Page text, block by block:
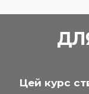
Цей курс